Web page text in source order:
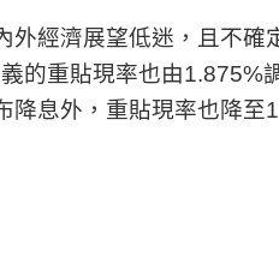
外經濟展望低迷，且不確
的重貼現率也由1.875%
降息外，重貼現率也降至